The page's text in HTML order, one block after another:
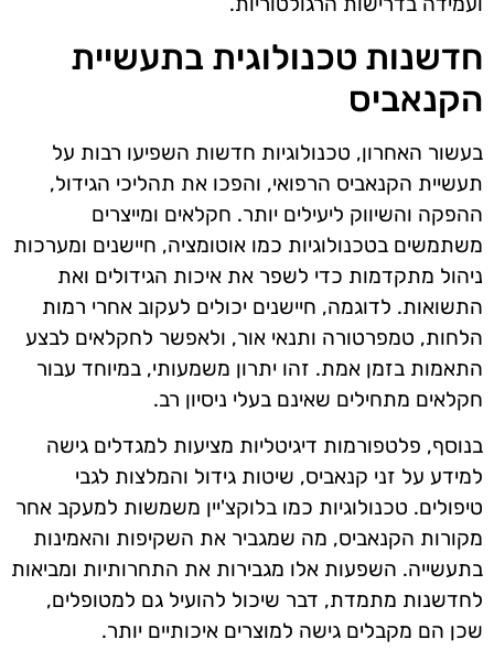
חדשנות טכנולוגית בתעשיית
הקנאביס
בעשור האחרון, טכנולוגיות חדשות השפיעו רבות על
תעשיית הקנאביס הרפואי, והפכו את תהליכי הגידול,
ההפקה והשיווק ליעילים יותר. חקלאים ומייצרים
משתמשים בטכנולוגיות כמו אוטומציה, חיישנים ומערכות
ניהול מתקדמות כדי לשפר את איכות הגידולים ואת
התשואות. לדוגמה, חיישנים יכולים לעקוב אחרי רמות
הלחות, טמפרטורה ותנאי אור, ולאפשר לחקלאים לבצע
התאמות בזמן אמת. זהו יתרון משמעותי, במיוחד עבור
חקלאים מתחילים שאינם בעלי ניסיון רב.
בנוסף, פלטפורמות דיגיטליות מציעות למגדלים גישה
למידע על זני קנאביס, שיטות גידול והמלצות לגבי
טיפולים. טכנולוגיות כמו בלוקצ'יין משמשות למעקב אחר
מקורות הקנאביס, מה שמגביר את השקיפות והאמינות
בתעשייה. השפעות אלו מגבירות את התחרותיות ומביאות
לחדשנות מתמדת, דבר שיכול להועיל גם למטופלים,
שכן הם מקבלים גישה למוצרים איכותיים יותר.